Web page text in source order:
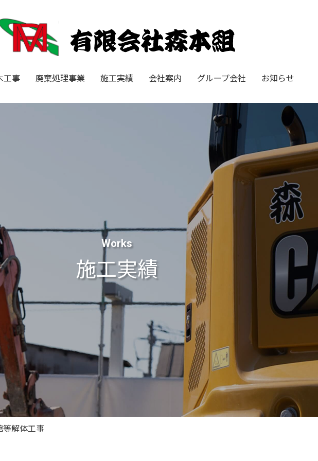
工事 廃棄処理事業 施工実績 会社案内 グループ会社 お知らせ
Works
施工実績
等解体工事